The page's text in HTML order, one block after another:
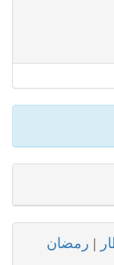
| رمضان